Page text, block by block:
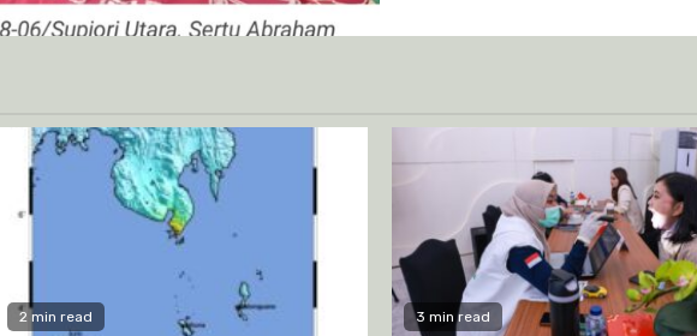
2 min read 3 min read